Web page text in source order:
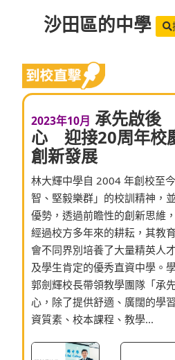
沙田區的中學
2023年10月 承先啟後
心 迎接20周年校
創新發展
林大輝中學自 2004 年創校至
智、堅毅樂群」的校訓精神，
優勢，透過前瞻性的創新思維
經過校方多年來的耕耘，其教
會不同界別培養了大量精英人
及學生肯定的優秀直資中學。
郭劍輝校長帶領教學團隊「承
心，除了提供舒適、廣闊的學
資質素、校本課程、教學...